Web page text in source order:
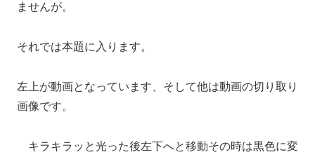
ませんが。
それでは本題に入ります。
左上が動画となっています、そして他は動画の切り取り
画像です。
キラキラッと光った後左下へと移動その時は黒色に変